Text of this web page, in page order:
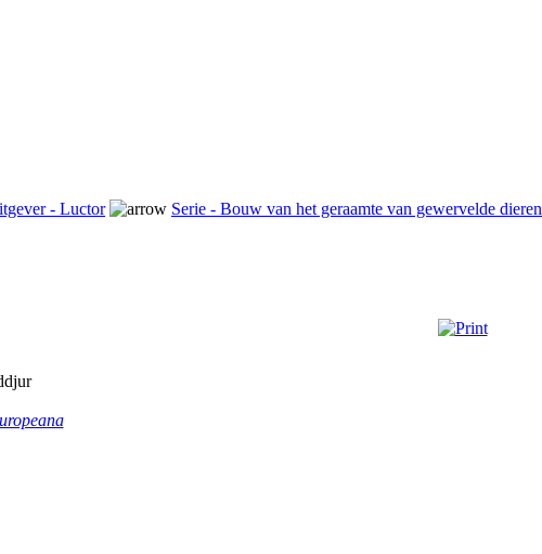
- Luctor Serie - Bouw van het geraamte van gewervelde dieren